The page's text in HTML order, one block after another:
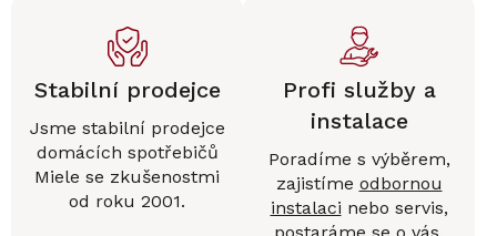
Stabilní prodejce
Jsme stabilní prodejce
domácích spotřebičů
Miele se zkušenostmi
od roku 2001.
Profi služby a
instalace
Poradíme s výběrem,
zajistíme odbornou
instalaci nebo servis,